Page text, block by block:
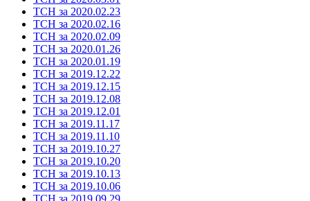
ТСН за 2020.02.23
ТСН за 2020.02.16
ТСН за 2020.02.09
ТСН за 2020.01.26
ТСН за 2020.01.19
ТСН за 2019.12.22
ТСН за 2019.12.15
ТСН за 2019.12.08
ТСН за 2019.12.01
ТСН за 2019.11.17
ТСН за 2019.11.10
ТСН за 2019.10.27
ТСН за 2019.10.20
ТСН за 2019.10.13
ТСН за 2019.10.06
ТСН за 2019.09.29